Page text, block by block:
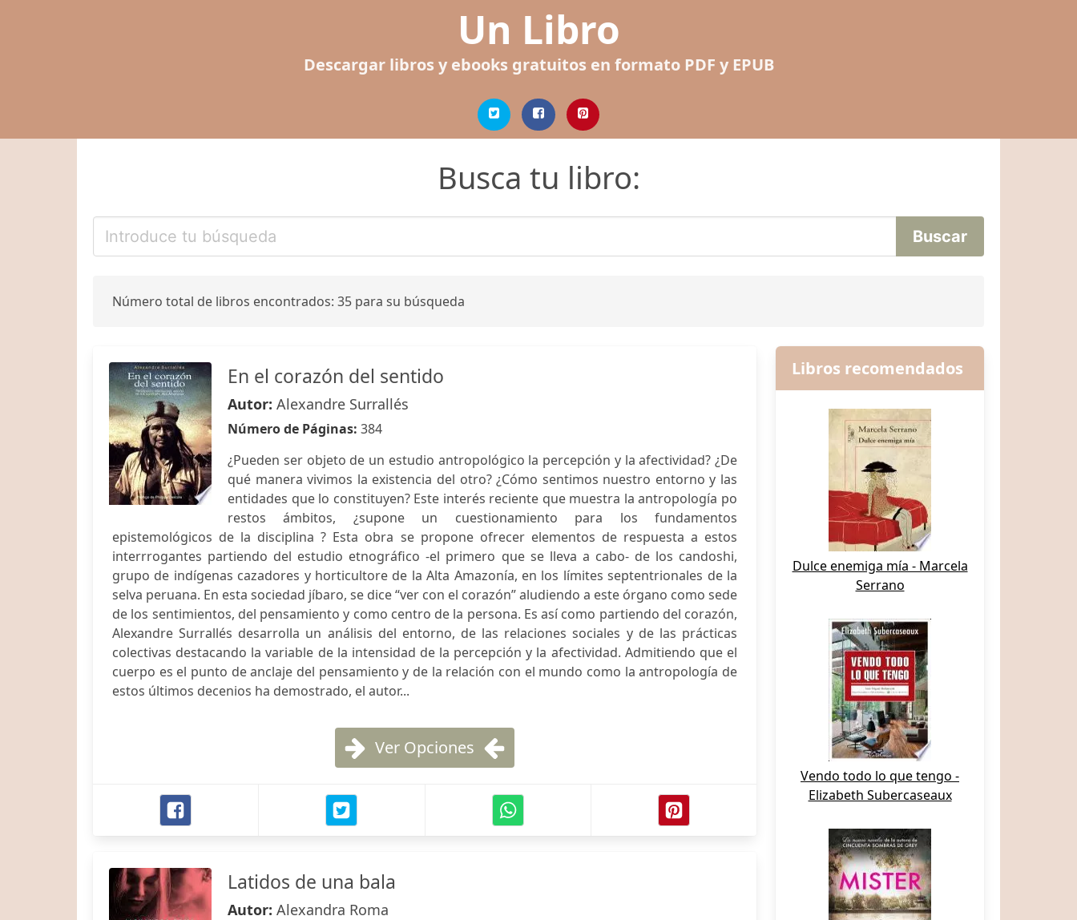
Un Libro
Descargar libros y ebooks gratuitos en formato PDF y EPUB
Busca tu libro:
Número total de libros encontrados: 35 para su búsqueda
En el corazón del sentido
Autor: Alexandre Surrallés
Número de Páginas: 384
¿Pueden ser objeto de un estudio antropológico la percepción y la afectividad? ¿De
qué manera vivimos la existencia del otro? ¿Cómo sentimos nuestro entorno y las
entidades que lo constituyen? Este interés reciente que muestra la antropología po
restos ámbitos, ¿supone un cuestionamiento para los fundamentos
epistemológicos de la disciplina ? Esta obra se propone ofrecer elementos de respuesta a estos
interrrogantes partiendo del estudio etnográfico -el primero que se lleva a cabo- de los candoshi,
grupo de indígenas cazadores y horticultore de la Alta Amazonía, en los límites septentrionales de la
selva peruana. En esta sociedad jíbaro, se dice “ver con el corazón” aludiendo a este órgano como sede
de los sentimientos, del pensamiento y como centro de la persona. Es así como partiendo del corazón,
Alexandre Surrallés desarrolla un análisis del entorno, de las relaciones sociales y de las prácticas
colectivas destacando la variable de la intensidad de la percepción y la afectividad. Admitiendo que el
cuerpo es el punto de anclaje del pensamiento y de la relación con el mundo como la antropología de
estos últimos decenios ha demostrado, el autor...
Ver Opciones
Latidos de una bala
Autor: Alexandra Roma
Libros recomendados
Dulce enemiga mía - Marcela
Serrano
Vendo todo lo que tengo -
Elizabeth Subercaseaux